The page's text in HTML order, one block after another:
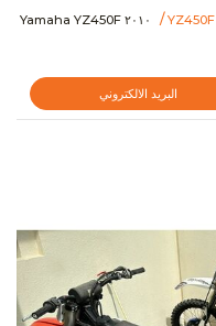
YZ450F
yamaha-yz450f
٢٠١٠ Yamaha YZ450F
٢٠١٠ Yamaha YZ450F
البريد الالكتروني